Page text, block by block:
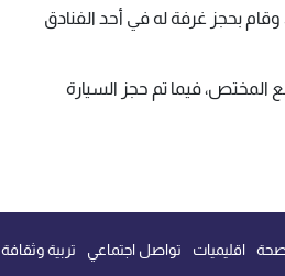
بحجز غرفة له في أحد الفنادق
المختص، فيما تم حجز السيارة
اقليميات تواصل اجتماعي تربية وثقافة